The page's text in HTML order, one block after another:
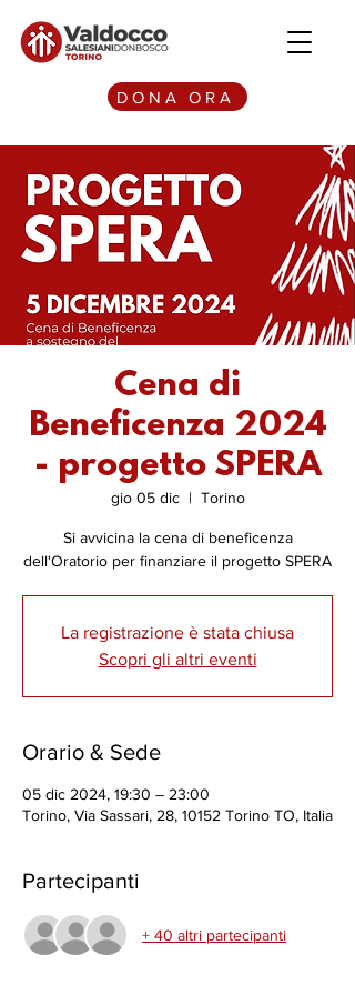
DONA ORA
Cena di
Beneficenza 2024
- progetto SPERA
gio 05 dic
  |
Torino
Si avvicina la cena di beneficenza
dell'Oratorio per finanziare il progetto SPERA
La registrazione è stata chiusa
Scopri gli altri eventi
Orario & Sede
05 dic 2024, 19:30 – 23:00
Torino, Via Sassari, 28, 10152 Torino TO, Italia
Partecipanti
+ 40 altri partecipanti